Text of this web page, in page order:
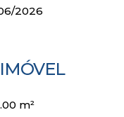
2026
.00 m²